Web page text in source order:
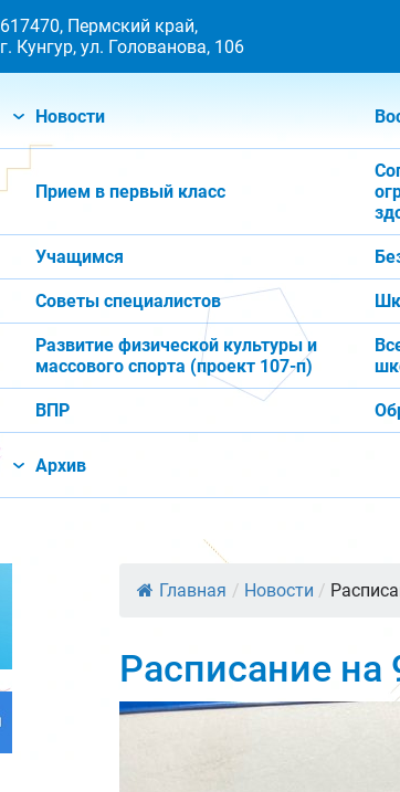
617470, Пермский край,
г. Кунгур, ул. Голованова, 106
Новости
Прием в первый класс
Учащимся
Советы специалистов
Развитие физической культуры и
массового спорта (проект 107-п)
ВПР
Архив
Главная / Новости /
Расписание на